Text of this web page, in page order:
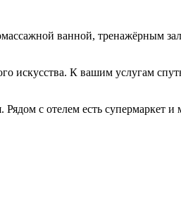
ванной, тренажёрным
искусства. К вашим услугам
с отелем есть супермаркет и